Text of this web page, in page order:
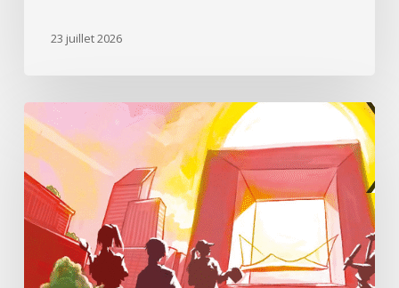
23 juillet 2026
Paris
La
Défense
lance
«
Disparition